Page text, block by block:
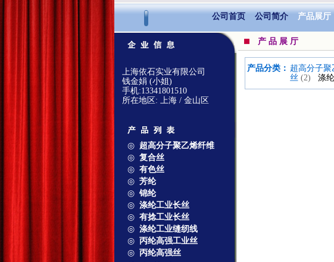
公司首页 公司简介 产品展厅
上海依石实业有限公司
钱金娟 (小姐)
手机:13341801510
所在地区: 上海 / 金山区
◎
超高分子聚乙烯纤维
◎ 复合丝
◎ 有色丝
◎ 芳纶
◎ 锦纶
◎ 涤纶工业长丝
◎ 有捻工业长丝
◎ 涤纶工业缝纫线
◎ 丙纶高强工业丝
◎ 丙纶高强丝
产 品 展 厅
产品分类： 超高分子聚
丝 (2) 涤